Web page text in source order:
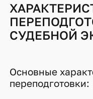
СУДЕБНОЙ
Основные
переподготовки: